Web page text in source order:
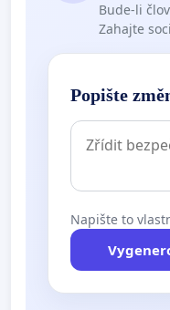
Bude-li
Zahajte
Popište
Napište to